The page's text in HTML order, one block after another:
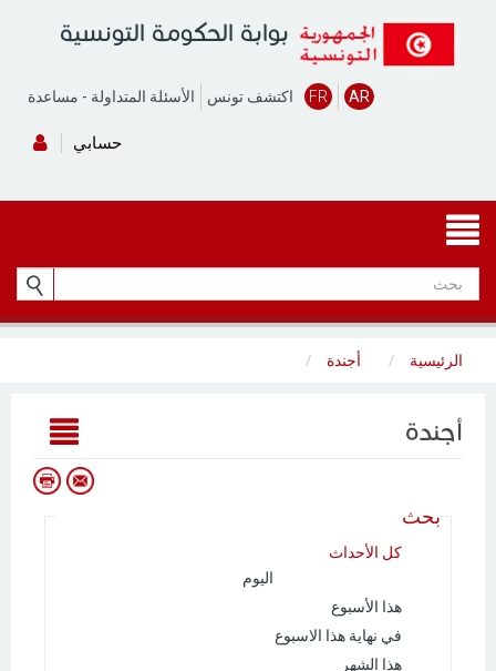
بوابة الحكومة التونسية
الأسئلة المتداولة - مساعدة اكتشف تونس FR AR
حسابي
الرئيسية أجندة
أجندة
بحث
كل الأحداث
اليوم
هذا الأسبوع
في نهاية هذا الاسبوع
هذا الشهر